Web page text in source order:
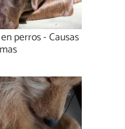
perros - Causas